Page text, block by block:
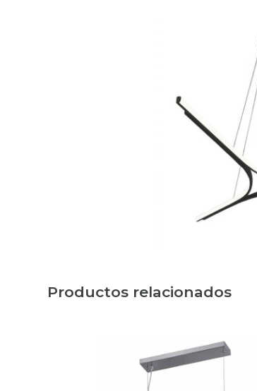
Productos relacionados